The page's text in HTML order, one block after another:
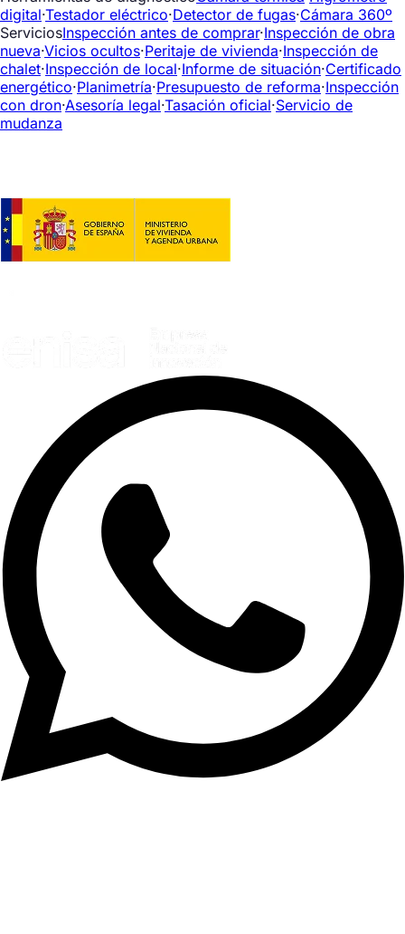
digital·Testador eléctrico·Detector de fugas·Cámara 360º
ServiciosInspección antes de comprar·Inspección de obra
nueva·Vicios ocultos·Peritaje de vivienda·Inspección de
chalet·Inspección de local·Informe de situación·Certificado
energético·Planimetría·Presupuesto de reforma·Inspección
con dron·Asesoría legal·Tasación oficial·Servicio de
mudanza